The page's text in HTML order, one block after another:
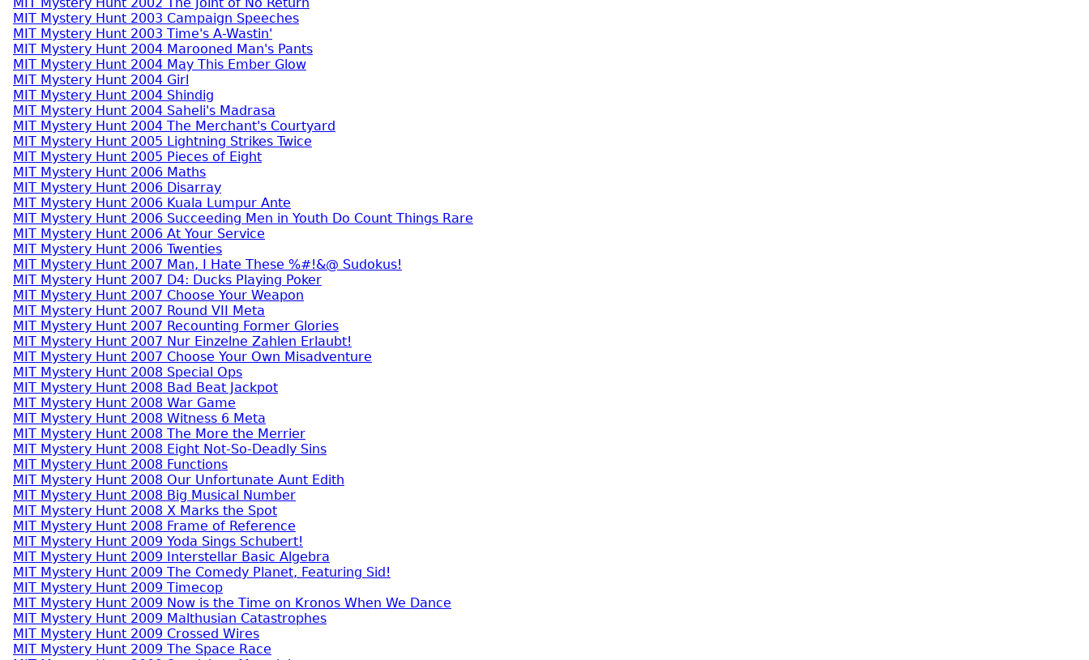
MIT Mystery Hunt 2003 Campaign Speeches
MIT Mystery Hunt 2003 Time's A-Wastin'
MIT Mystery Hunt 2004 Marooned Man's Pants
MIT Mystery Hunt 2004 May This Ember Glow
MIT Mystery Hunt 2004 Girl
MIT Mystery Hunt 2004 Shindig
MIT Mystery Hunt 2004 Saheli's Madrasa
MIT Mystery Hunt 2004 The Merchant's Courtyard
MIT Mystery Hunt 2005 Lightning Strikes Twice
MIT Mystery Hunt 2005 Pieces of Eight
MIT Mystery Hunt 2006 Maths
MIT Mystery Hunt 2006 Disarray
MIT Mystery Hunt 2006 Kuala Lumpur Ante
MIT Mystery Hunt 2006 Succeeding Men in Youth Do Count Things Rare
MIT Mystery Hunt 2006 At Your Service
MIT Mystery Hunt 2006 Twenties
MIT Mystery Hunt 2007 Man, I Hate These %#!&@ Sudokus!
MIT Mystery Hunt 2007 D4: Ducks Playing Poker
MIT Mystery Hunt 2007 Choose Your Weapon
MIT Mystery Hunt 2007 Round VII Meta
MIT Mystery Hunt 2007 Recounting Former Glories
MIT Mystery Hunt 2007 Nur Einzelne Zahlen Erlaubt!
MIT Mystery Hunt 2007 Choose Your Own Misadventure
MIT Mystery Hunt 2008 Special Ops
MIT Mystery Hunt 2008 Bad Beat Jackpot
MIT Mystery Hunt 2008 War Game
MIT Mystery Hunt 2008 Witness 6 Meta
MIT Mystery Hunt 2008 The More the Merrier
MIT Mystery Hunt 2008 Eight Not-So-Deadly Sins
MIT Mystery Hunt 2008 Functions
MIT Mystery Hunt 2008 Our Unfortunate Aunt Edith
MIT Mystery Hunt 2008 Big Musical Number
MIT Mystery Hunt 2008 X Marks the Spot
MIT Mystery Hunt 2008 Frame of Reference
MIT Mystery Hunt 2009 Yoda Sings Schubert!
MIT Mystery Hunt 2009 Interstellar Basic Algebra
MIT Mystery Hunt 2009 The Comedy Planet, Featuring Sid!
MIT Mystery Hunt 2009 Timecop
MIT Mystery Hunt 2009 Now is the Time on Kronos When We Dance
MIT Mystery Hunt 2009 Malthusian Catastrophes
MIT Mystery Hunt 2009 Crossed Wires
MIT Mystery Hunt 2009 The Space Race